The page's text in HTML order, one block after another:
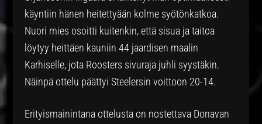
käyntiin hänen heitettyään kolme syötönkatkoa.
Nuori mies osoitti kuitenkin, että sisua ja taitoa
löytyy heittäen kauniin 44 jaardisen maalin
Karhiselle, jota Roosters sivuraja juhli syystäkin.
Näinpä ottelu päättyi Steelersin voittoon 20-14.
Erityismainintana ottelusta on nostettava Donavan